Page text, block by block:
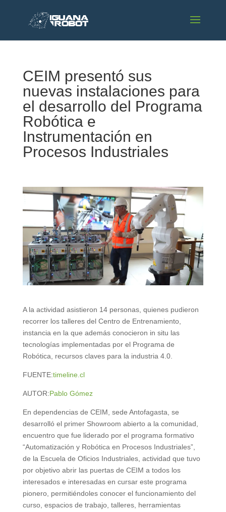
CEIM presentó sus
nuevas instalaciones para
el desarrollo del Programa
Robótica e
Instrumentación en
Procesos Industriales
A la actividad asistieron 14 personas, quienes pudieron
recorrer los talleres del Centro de Entrenamiento,
instancia en la que además conocieron in situ las
tecnologías implementadas por el Programa de
Robótica, recursos claves para la industria 4.0.
FUENTE:timeline.cl
AUTOR:Pablo Gómez
En dependencias de CEIM, sede Antofagasta, se
desarrolló el primer Showroom abierto a la comunidad,
encuentro que fue liderado por el programa formativo
“Automatización y Robótica en Procesos Industriales”,
de la Escuela de Oficios Industriales, actividad que tuvo
por objetivo abrir las puertas de CEIM a todos los
interesados e interesadas en cursar este programa
pionero, permitiéndoles conocer el funcionamiento del
curso, espacios de trabajo, talleres, herramientas